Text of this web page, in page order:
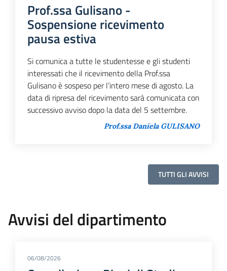
Prof.ssa Gulisano -
Sospensione ricevimento
pausa estiva
Si comunica a tutte le studentesse e gli studenti
interessati che il ricevimento della Prof.ssa
Gulisano è sospeso per l’intero mese di agosto. La
data di ripresa del ricevimento sarà comunicata con
successivo avviso dopo la data del 5 settembre.
Prof.ssa Daniela GULISANO
TUTTI GLI AVVISI
Avvisi del dipartimento
06/08/2026